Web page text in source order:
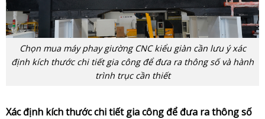
Chọn mua máy phay giường CNC kiểu giàn cần lưu ý xác
định kích thước chi tiết gia công để đưa ra thông số và hành
trình trục cần thiết
Xác định kích thước chi tiết gia công để đưa ra thông số